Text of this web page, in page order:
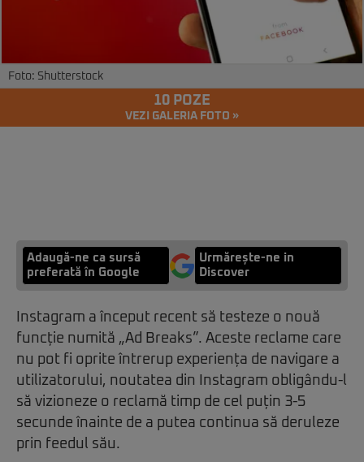
Foto: Shutterstock
10 POZE
VEZI GALERIA FOTO »
Adaugă-ne ca sursă
preferată în Google
Urmărește-ne in
Discover
Instagram a început recent să testeze o nouă
funcție numită „Ad Breaks”. Aceste reclame care
nu pot fi oprite întrerup experiența de navigare a
utilizatorului, noutatea din Instagram obligându-l
să vizioneze o reclamă timp de cel puțin 3-5
secunde înainte de a putea continua să deruleze
prin feedul său.